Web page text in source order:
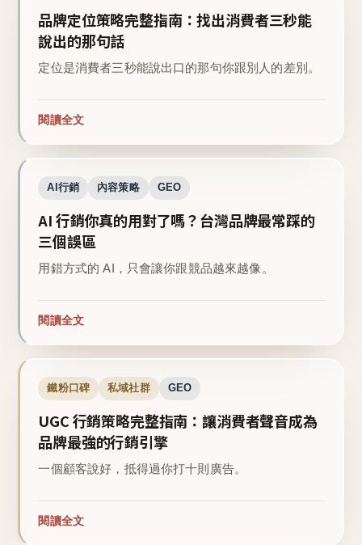
品牌定位策略完整指南：找出消費者三秒能
說出的那句話
定位是消費者三秒能說出口的那句你跟別人的差別。
閱讀全文
AI行銷 內容策略 GEO
AI 行銷你真的用對了嗎？台灣品牌最常踩的
三個誤區
用錯方式的 AI，只會讓你跟競品越來越像。
閱讀全文
鐵粉口碑 私域社群 GEO
UGC 行銷策略完整指南：讓消費者聲音成為
品牌最強的行銷引擎
一個顧客說好，抵得過你打十則廣告。
閱讀全文